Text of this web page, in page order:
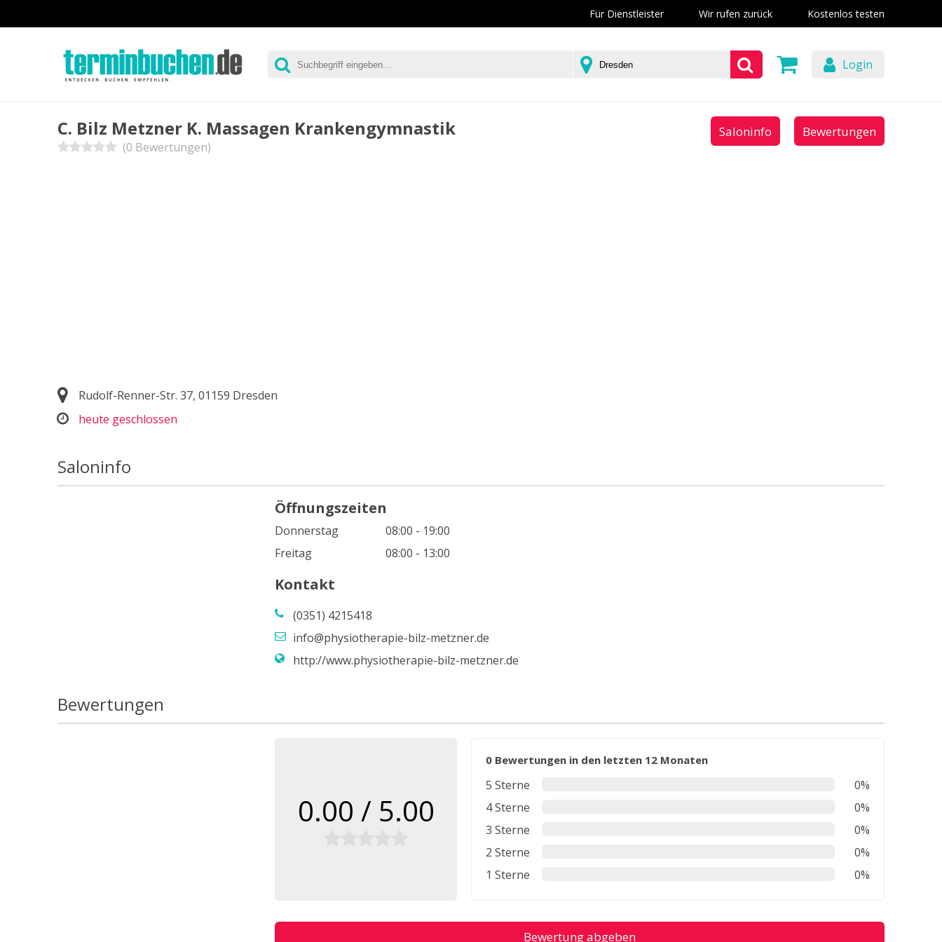
Für Dienstleister Wir rufen zurück Kostenlos testen
Login
C. Bilz Metzner K. Massagen Krankengymnastik
(0 Bewertungen)
Saloninfo Bewertungen
Rudolf-Renner-Str. 37, 01159 Dresden
heute geschlossen
Saloninfo
Öffnungszeiten
Donnerstag
08:00 - 19:00
Freitag
08:00 - 13:00
Kontakt
(0351) 4215418
info@physiotherapie-bilz-metzner.de
http://www.physiotherapie-bilz-metzner.de
Bewertungen
0.00 / 5.00
0 Bewertungen in den letzten 12 Monaten
5 Sterne
0%
4 Sterne
0%
3 Sterne
0%
2 Sterne
0%
1 Sterne
0%
Bewertung abgeben